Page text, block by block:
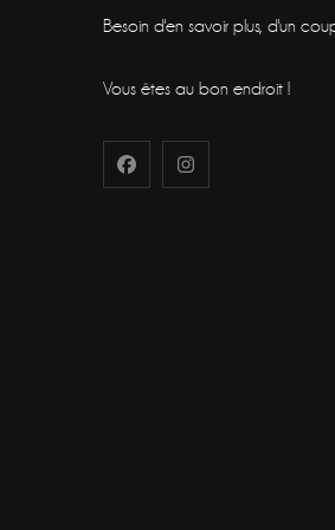
Besoin d'en savoir plus, d'un
Vous êtes au bon endroit !